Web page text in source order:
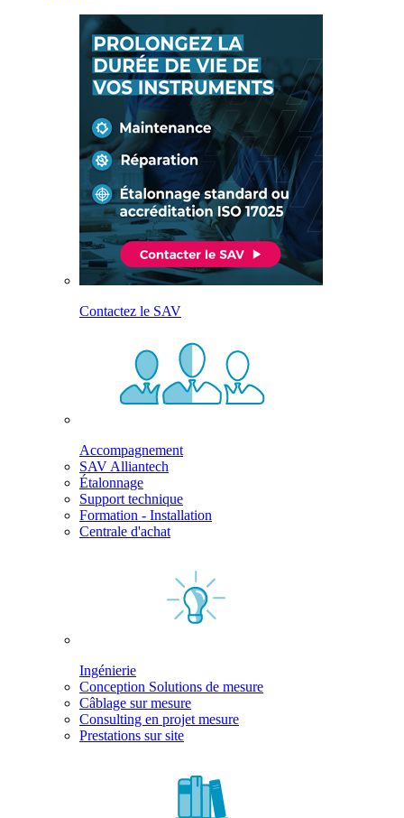
Contactez le SAV
Accompagnement
SAV Alliantech
Étalonnage
Support technique
Formation - Installation
Centrale d'achat
Ingénierie
Conception Solutions de mesure
Câblage sur mesure
Consulting en projet mesure
Prestations sur site